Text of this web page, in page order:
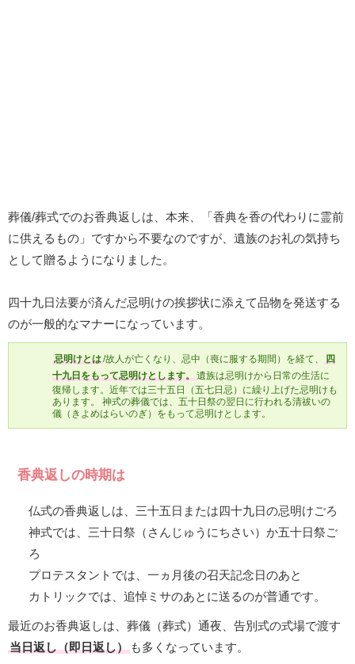
葬儀/葬式でのお香典返しは、本来、「香典を香の代わりに霊前
に供えるもの」ですから不要なのですが、遺族のお礼の気持ち
として贈るようになりました。
四十九日法要が済んだ忌明けの挨拶状に添えて品物を発送する
のが一般的なマナーになっています。
忌明けとは/故人が亡くなり、忌中（喪に服する期間）を経て、
四
十九日をもって忌明けとします。遺族は忌明けから日常の生活に
復帰します。近年では三十五日（五七日忌）に繰り上げた忌明けも
あります。 神式の葬儀では、五十日祭の翌日に行われる清祓いの
儀（きよめはらいのぎ）をもって忌明けとします。
香典返しの時期は
仏式の香典返しは、三十五日または四十九日の忌明けごろ
神式では、三十日祭（さんじゅうにちさい）か五十日祭ご
ろ
プロテスタントでは、一ヵ月後の召天記念日のあと
カトリックでは、追悼ミサのあとに送るのが普通です。
最近のお香典返しは、葬儀（葬式）通夜、告別式の式場で渡す
当日返し（即日返し）も多くなっています。